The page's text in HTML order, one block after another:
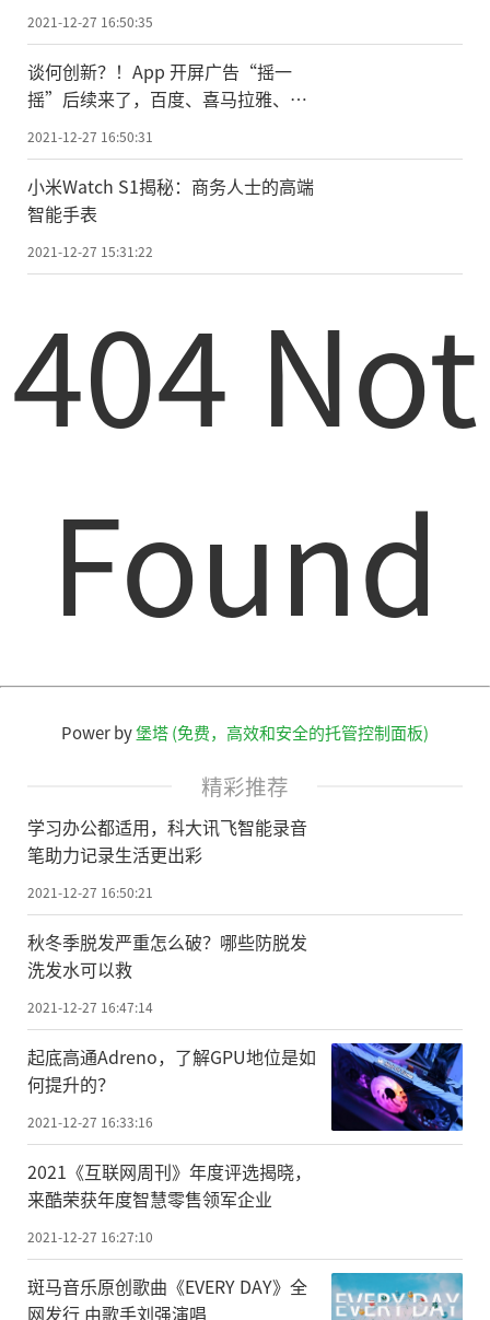
2021-12-27 16:50:35
谈何创新？！App 开屏广告“摇一
摇”后续来了，百度、喜马拉雅、番
茄小说和华为音乐将整改
2021-12-27 16:50:31
小米Watch S1揭秘：商务人士的高端
智能手表
2021-12-27 15:31:22
404 Not
Found
Power by堡塔 (免费，高效和安全的托管控制面板)
精彩推荐
学习办公都适用，科大讯飞智能录音
笔助力记录生活更出彩
2021-12-27 16:50:21
秋冬季脱发严重怎么破？哪些防脱发
洗发水可以救
2021-12-27 16:47:14
起底高通Adreno，了解GPU地位是如
何提升的？
2021-12-27 16:33:16
2021《互联网周刊》年度评选揭晓，
来酷荣获年度智慧零售领军企业
2021-12-27 16:27:10
斑马音乐原创歌曲《EVERY DAY》全
网发行 由歌手刘强演唱